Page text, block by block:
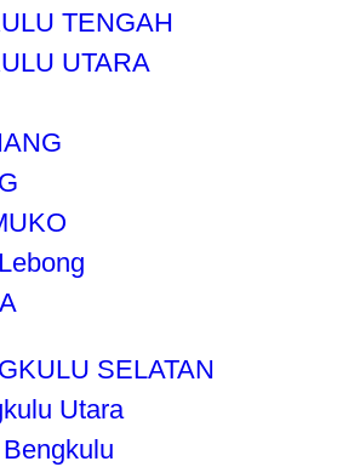
TENGAH
UTARA
SELATAN
Utara